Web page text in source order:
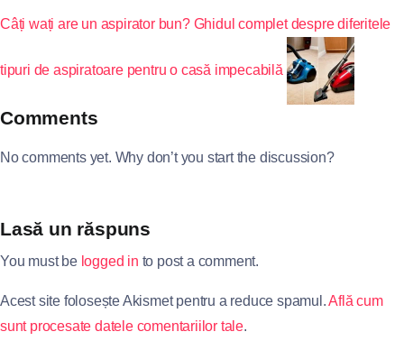
Câți wați are un aspirator bun? Ghidul complet despre diferitele
tipuri de aspiratoare pentru o casă impecabilă
Comments
No comments yet. Why don’t you start the discussion?
Lasă un răspuns
You must be logged in to post a comment.
Acest site folosește Akismet pentru a reduce spamul.Află cum
sunt procesate datele comentariilor tale.